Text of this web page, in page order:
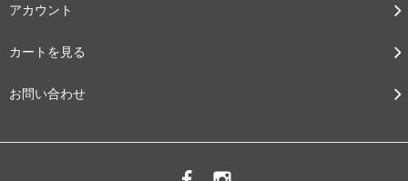
アカウント
カートを見る
お問い合わせ